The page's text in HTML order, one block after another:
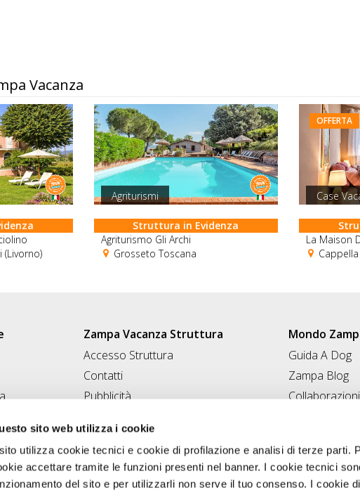
sito web utilizza i cookie
utilizza cookie tecnici e cookie di profilazione e analisi di terze parti.
accettare tramite le funzioni presenti nel banner. I cookie tecnici
del sito e per utilizzarli non serve il tuo consenso. I cookie
Vacanza
(Livorno)
Agriturismi
Struttura in Evidenza
Agriturismo Gli Archi
Grosseto Toscana
OFFERTA
Case
La Maison
Zampa Vacanza Struttura
Accesso Struttura
Contatti
Pubblicità
Mondo
Guida A Dog
Zampa Blog
Collaborazioni